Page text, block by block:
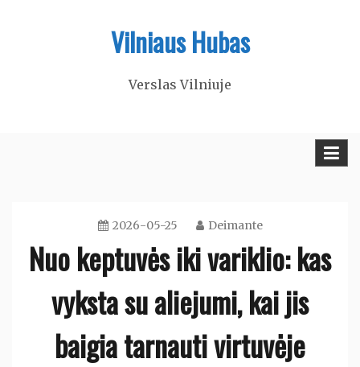
Vilniaus Hubas
Verslas Vilniuje
2026-05-25 Deimante
Nuo keptuvės iki variklio: kas
vyksta su aliejumi, kai jis
baigia tarnauti virtuvėje